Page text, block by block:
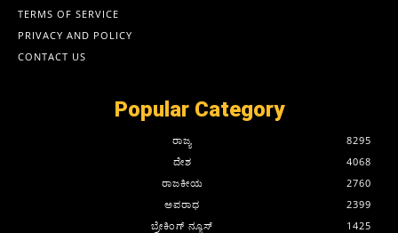
TERMS OF SERVICE
PRIVACY AND POLICY
CONTACT US
Popular Category
ರಾಜ್ಯ
8295
ದೇಶ
4068
ರಾಜಕೀಯ
2760
ಅಪರಾಧ
2399
ಬ್ರೇಕಿಂಗ್ ನ್ಯೂಸ್
1425